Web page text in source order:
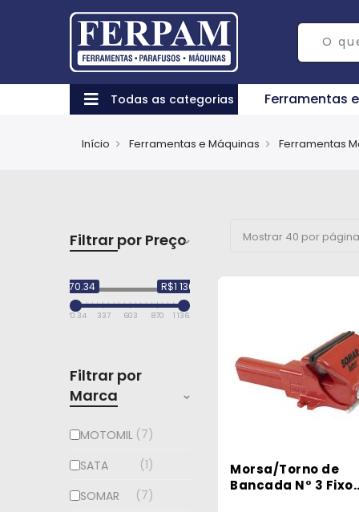
Todas as categorias Ferramentas
Início Ferramentas e Máquinas Ferramentas
Morsa/Torno de
Bancada N° 3 Fixo
Filtrar por Preço
R$70.34 R$1 136.14
70.34 337 603 870 1 136.14
Filtrar por
Marca
MOTOMIL 7
SATA
1
SOMAR
7